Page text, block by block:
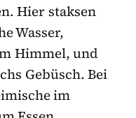
Hier staksen
Wasser,
Himmel, und
Gebüsch. Bei
im